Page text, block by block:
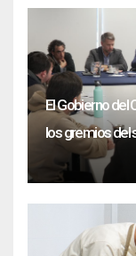
El Gobierno del
los gremios del